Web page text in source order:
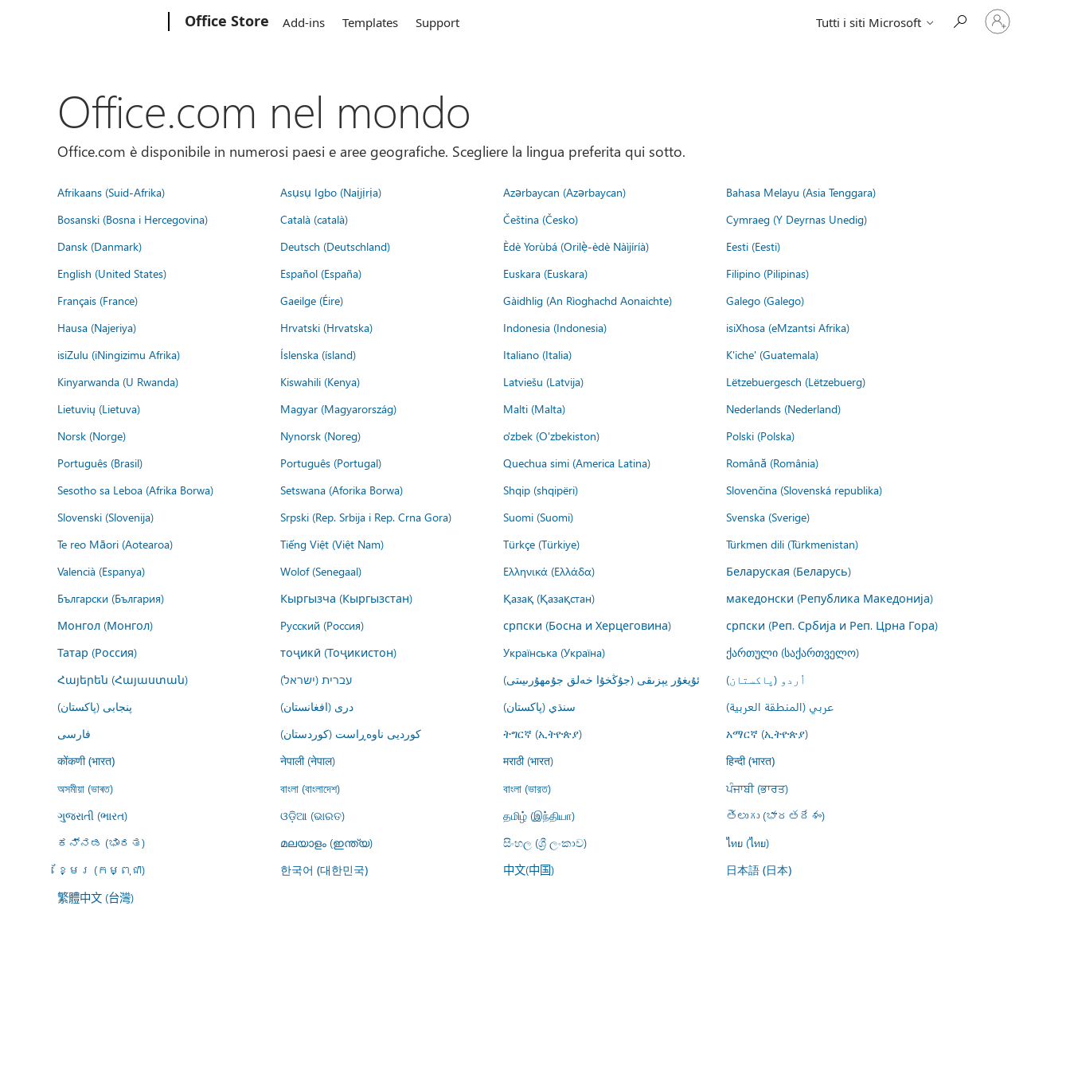
Office Store Add-ins Templates Support Tutti i siti Microsoft
Accedi
con
Office.com nel mondo
Office.com è disponibile in numerosi paesi e aree geografiche. Scegliere la lingua preferita qui sotto.
Afrikaans (Suid-Afrika) Asụsụ Igbo (Naịjịrịa) Azərbaycan (Azərbaycan)
Bahasa Melayu (Asia Tenggara)
Bosanski (Bosna i Hercegovina)
Català (català) Čeština (Česko)
Cymraeg (Y Deyrnas Unedig)
Dansk (Danmark)
Deutsch (Deutschland) Èdè Yorùbá (Orilẹ̀-èdè Nàìjíríà)
Eesti (Eesti)
English (United States)
Español (España) Euskara (Euskara)
Filipino (Pilipinas)
Français (France)
Gaeilge (Éire) Gàidhlig (An Rìoghachd Aonaichte)
Galego (Galego)
Hausa (Najeriya)
Hrvatski (Hrvatska) Indonesia (Indonesia)
isiXhosa (eMzantsi Afrika)
isiZulu (iNingizimu Afrika)
Íslenska (ísland) Italiano (Italia)
K'iche' (Guatemala)
Kinyarwanda (U Rwanda)
Kiswahili (Kenya) Latviešu (Latvija)
Lëtzebuergesch (Lëtzebuerg)
Lietuvių (Lietuva)
Magyar (Magyarország) Malti (Malta)
Nederlands (Nederland)
Norsk (Norge)
Nynorsk (Noreg) o'zbek (O'zbekiston)
Polski (Polska)
Português (Brasil)
Português (Portugal) Quechua simi (America Latina)
Română (România)
Sesotho sa Leboa (Afrika Borwa)
Setswana (Aforika Borwa) Shqip (shqipëri)
Slovenčina (Slovenská republika)
Slovenski (Slovenija)
Srpski (Rep. Srbija i Rep. Crna Gora) Suomi (Suomi)
Svenska (Sverige)
Te reo Māori (Aotearoa)
Tiếng Việt (Việt Nam) Türkçe (Türkiye)
Türkmen dili (Türkmenistan)
Valencià (Espanya)
Wolof (Senegaal) Ελληνικά (Ελλάδα)
Беларуская (Беларусь)
Български (България)
Кыргызча (Кыргызстан) Қазақ (Қазақстан)
македонски (Република Македонија)
Монгол (Монгол)
Русский (Россия) српски (Босна и Херцеговина)
српски (Реп. Србија и Реп. Црна Гора)
Татар (Россия)
тоҷикӣ (Тоҷикистон) Українська (Україна)
ქართული (საქართველო)
Հայերեն (Հայաստան)
עברית (ישראל) ئۇيغۇر يېزىقى (جۇڭخۇا خەلق جۇمھۇرىيىتى)
اُردو (پاکستان)
پنجابی (پاکستان)
درى (افغانستان) سنڌي (پاکستان)
عربي (المنطقة العربية)
فارسى
کوردیی ناوەڕاست (کوردستان) ትግርኛ (ኢትዮጵያ) አማርኛ (ኢትዮጵያ)
कोंकणी (भारत) नेपाली (नेपाल) मराठी (भारत) हिन्दी (भारत)
অসমীয়া (ভাৰত) বাংলা (বাংলাদেশ) বাংলা (ভারত)
ਪੰਜਾਬੀ (ਭਾਰਤ)
ગુજરાતી (ભારત)
ଓଡ଼ିଆ (ଭାରତ) தமிழ் (இந்தியா)
తెలుగు (భారతదేశం)
ಕನ್ನಡ (ಭಾರತ)
മലയാളം (ഇന്ത്യ) සිංහල (ශ්‍රී ලංකාව)
ไทย (ไทย)
ខ្មែរ (កម្ពុជា)
한국어 (대한민국) 中文(中国) 日本語 (日本)
繁體中文 (台灣)